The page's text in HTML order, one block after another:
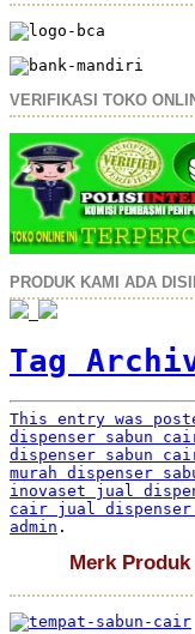
VERIFIKASI TOKO
PRODUK KAMI ADA
Tag
This entry was
dispenser sabun
dispenser sabun
murah dispenser
inovaset jual
cair jual dispenser
admin .
Merk Produk :